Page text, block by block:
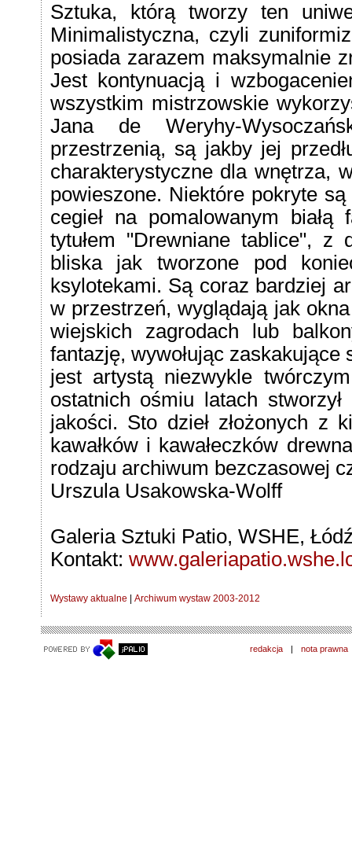
Sztuka, którą tworzy ten
Minimalistyczna, czyli
posiada zarazem maksymalnie
Jest kontynuacją i
wszystkim mistrzowskie
Jana de Weryhy-
przestrzenią, są jakby jej
charakterystyczne dla wnętrza,
powieszone. Niektóre pokryte
cegieł na pomalowanym
tytułem "Drewniane tablice", z
bliska jak tworzone pod
ksylotekami. Są coraz bardziej
w przestrzeń, wyglądają jak
wiejskich zagrodach lub
fantazję, wywołując
jest artystą niezwykle
ostatnich ośmiu latach
jakości. Sto dzieł złożonych z
kawałków i kawałeczków
rodzaju archiwum bezczasowej
Urszula Usakowska-Wolff
Galeria Sztuki Patio, WSHE,
Kontakt:
Wystawy aktualne Archiwum wystaw 2003-2012
redakcja | nota prawna